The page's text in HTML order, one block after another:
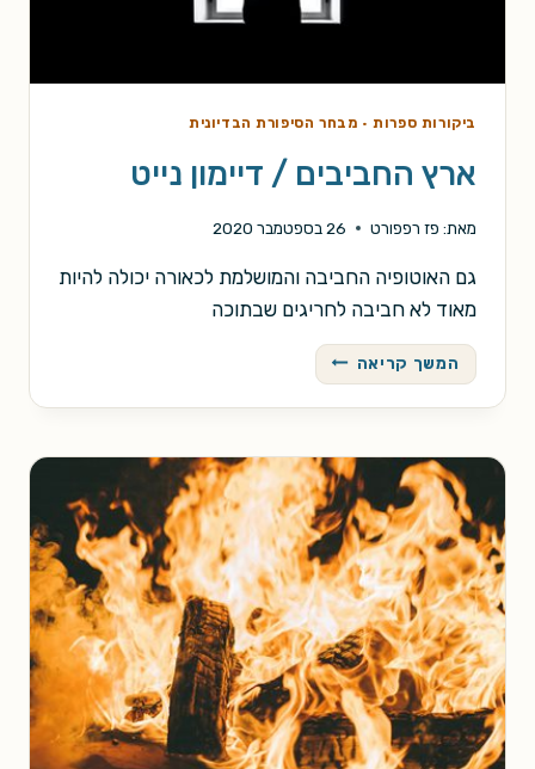
ביקורות ספרות· מבחר הסיפורת הבדיונית
ארץ החביבים / דיימון נייט
מאת: פז רפפורט 26 בספטמבר 2020
גם האוטופיה החביבה והמושלמת לכאורה יכולה להיות
מאוד לא חביבה לחריגים שבתוכה
המשך קריאה ארץ
החביבים
/
נייט